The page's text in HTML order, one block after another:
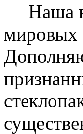
Наша
мировых